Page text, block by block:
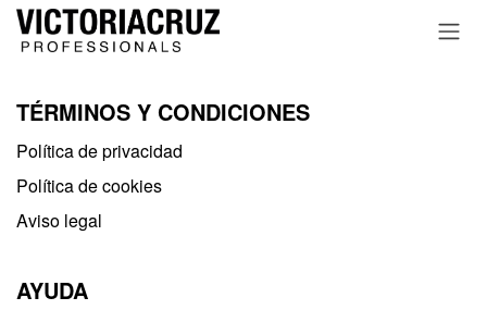
Ir al contenido
TÉRMINOS Y CONDICIONES
Política de privacidad​
Política de cookies
Aviso legal
AYUDA